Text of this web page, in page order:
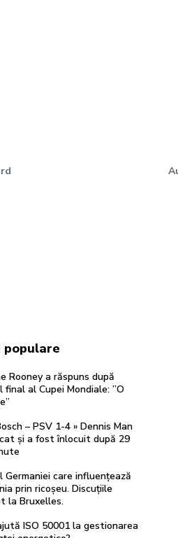
populare
Rooney a răspuns după
final al Cupei Mondiale: ”O
– PSV 1-4 » Dennis Man
și a fost înlocuit după 29
Germaniei care influențează
prin ricoșeu. Discuțiile
la Bruxelles.
ISO 50001 la gestionarea